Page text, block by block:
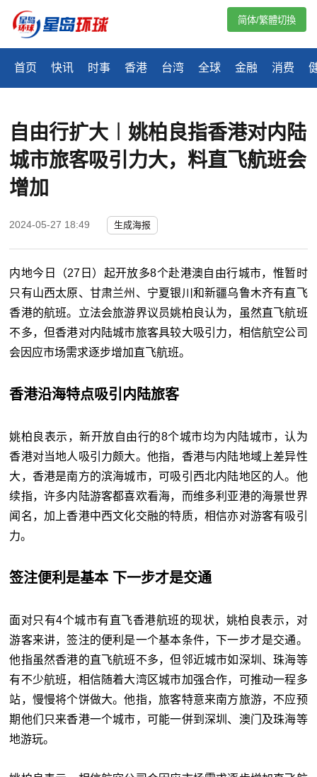
首页 快讯 时事 香港 台湾 全球 金融 消费
简体/繁體切換
自由行扩大︱姚柏良指香港对内陆
城市旅客吸引力大，料直飞航班会
增加
2024-05-27 18:49 生成海报
内地今日（27日）起开放多8个赴港澳自由行城市，惟暂时
只有山西太原、甘肃兰州、宁夏银川和新疆乌鲁木齐有直飞
香港的航班。立法会旅游界议员姚柏良认为，虽然直飞航班
不多，但香港对内陆城市旅客具较大吸引力，相信航空公司
会因应市场需求逐步增加直飞航班。
香港沿海特点吸引内陆旅客
姚柏良表示，新开放自由行的8个城市均为内陆城市，认为
香港对当地人吸引力颇大。他指，香港与内陆地域上差异性
大，香港是南方的滨海城市，可吸引西北内陆地区的人。他
续指，许多内陆游客都喜欢看海，而维多利亚港的海景世界
闻名，加上香港中西文化交融的特质，相信亦对游客有吸引
力。
签注便利是基本 下一步才是交通
面对只有4个城市有直飞香港航班的现状，姚柏良表示，对
游客来讲，签注的便利是一个基本条件，下一步才是交通。
他指虽然香港的直飞航班不多，但邻近城市如深圳、珠海等
有不少航班，相信随着大湾区城市加强合作，可推动一程多
站，慢慢将个饼做大。他指，旅客特意来南方旅游，不应预
期他们只来香港一个城市，可能一併到深圳、澳门及珠海等
地游玩。